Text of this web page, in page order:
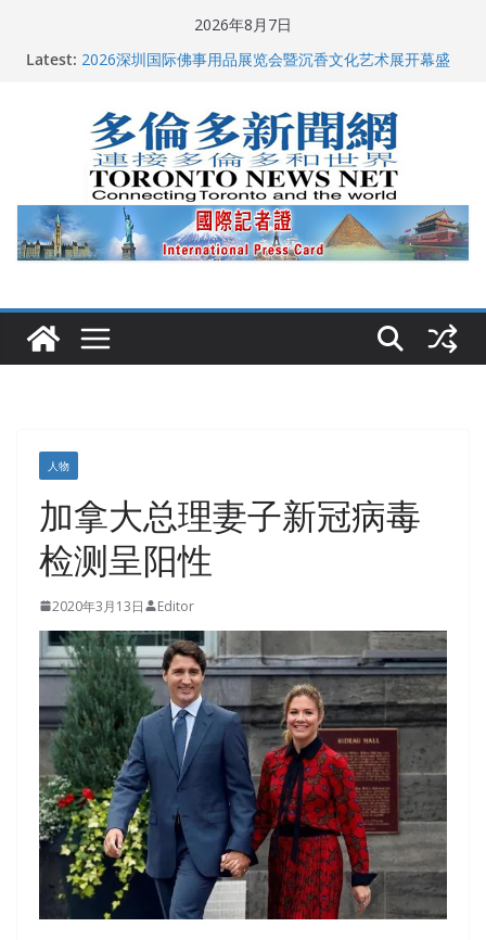
2026年8月7日
Latest: 多伦多市长选举拉开帷幕 多名华人候选人宣布角逐
特朗普称加拿大“不友善”并批评其领导层 卡尼：谈判事
关加拿大就业
2026加拿大青少年儿童绘画比赛颁奖典礼多伦多举行
龚晓华参加多伦多骄傲大游行 与市民分享竞选理念
人物
加拿大总理妻子新冠病毒
检测呈阳性
2020年3月13日 Editor